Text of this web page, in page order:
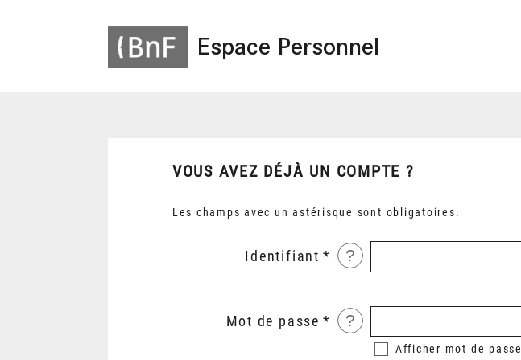
Espace Personnel
VOUS AVEZ DÉJÀ UN COMPTE ?
Les champs avec un astérisque sont obligatoires.
Identifiant ?
Mot de passe ?
Afficher mot de passe